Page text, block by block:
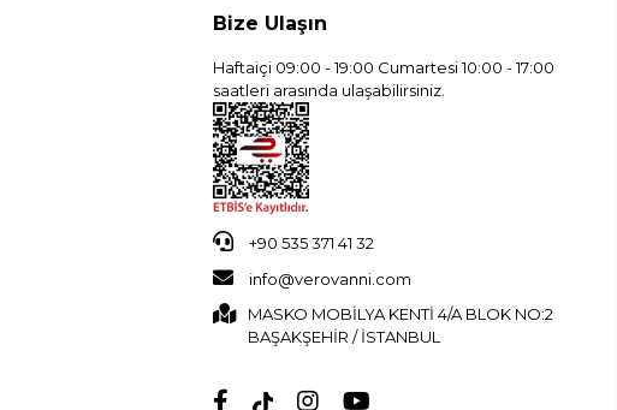
Bize Ulaşın
Haftaiçi 09:00 - 19:00 Cumartesi 10:00 - 17:00
saatleri arasında ulaşabilirsiniz.
+90 535 371 41 32
info@verovanni.com
MASKO MOBİLYA KENTİ 4/A BLOK NO:2
BAŞAKŞEHİR / İSTANBUL